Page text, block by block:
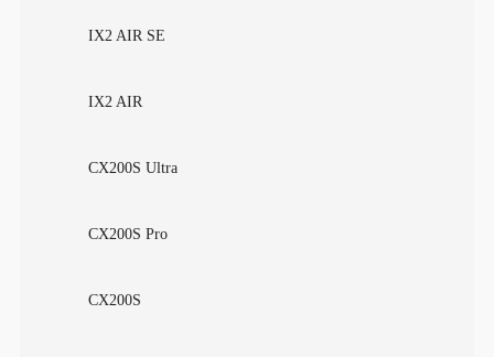
IX2 AIR SE
IX2 AIR
CX200S Ultra
CX200S Pro
CX200S